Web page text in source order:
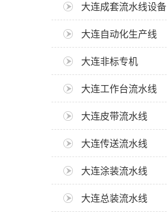
大连成套流水线设备
大连自动化生产线
大连非标专机
大连工作台流水线
大连皮带流水线
大连传送流水线
大连涂装流水线
大连总装流水线